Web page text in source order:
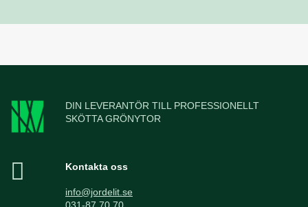
DIN LEVERANTÖR TILL PROFESSIONELLT
SKÖTTA GRÖNYTOR
Kontakta oss
info@jordelit.se